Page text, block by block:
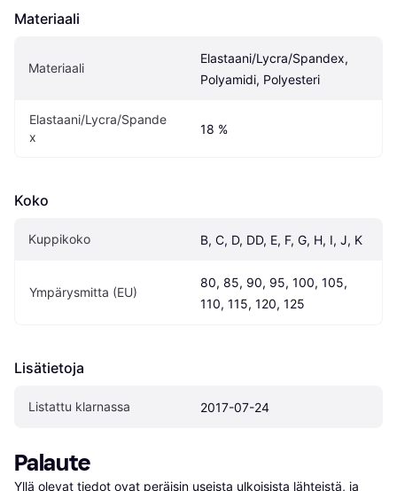
Materiaali
Materiaali
Elastaani/Lycra/Spandex,
Polyamidi, Polyesteri
Elastaani/Lycra/Spande
x
18 %
Koko
Kuppikoko B, C, D, DD, E, F, G, H, I, J, K
Ympärysmitta (EU)
80, 85, 90, 95, 100, 105,
110, 115, 120, 125
Lisätietoja
Listattu klarnassa 2017-07-24
Palaute
Yllä olevat tiedot ovat peräisin useista ulkoisista lähteistä, ja